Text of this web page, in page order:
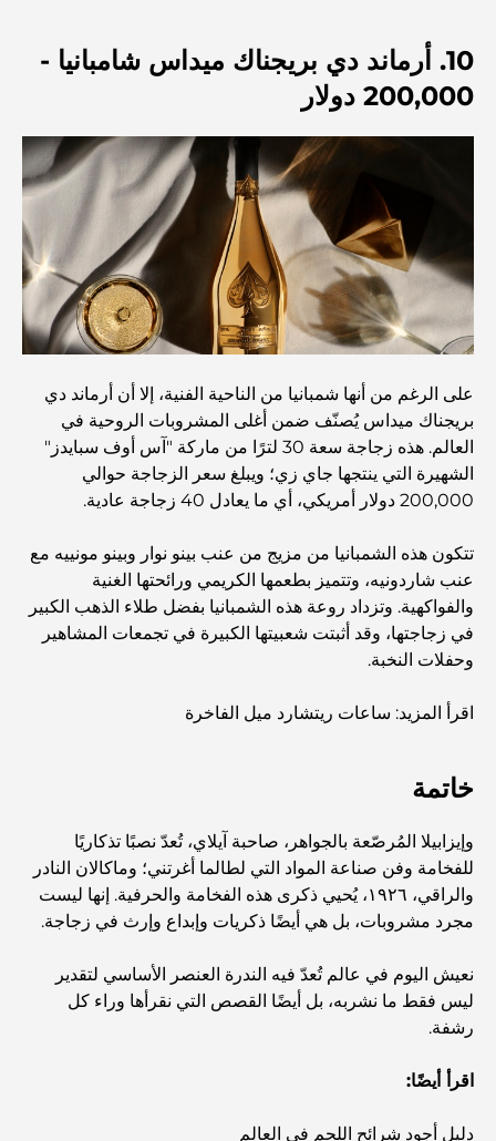
Exploring The Most Iconic Landmarks In Abu
Dhabi
المدارس في أبوظبي: الدليل الأمثل لأفضل مدارس العاصمة
مطاعم أبوظبي: جولة شهية في العاصمة
يشتهر مجمع مشرف مول بشكل خاص بسوقه الكبير للأطعمة
الطازجة، والذي يضم أكشاكاً لبيع المنتجات الزراعية والمأكولات
البحرية والمأكولات المحلية المميزة. وإلى جانب متاجر الأزياء
والإلكترونيات ومناطق ألعاب الأطفال، يوفر المجمع تجربة تسوق
متوازنة وغنية بالثقافة.
مراكز التسوق في أبوظبي: دليلك لأفضل أماكن التسوق في
المدينة
أفضل الجزر في أبوظبي التي يجب عليك استكشافها
سوق العقارات في دبي مقابل سوق العقارات في أبوظبي:
مقارنة أسواق العقارات الفاخرة
استكشاف أغلى ماركات الساعات في العالم
أغلى المناطق في دبي للعيش الفاخر
Top Global Celebrities Who Live in Dubai
10. أرماند دي بريجناك ميداس شامبانيا -
200,000 دولار
على الرغم من أنها شمبانيا من الناحية الفنية، إلا أن أرماند دي
بريجناك ميداس يُصنّف ضمن أغلى المشروبات الروحية في
العالم. هذه زجاجة سعة 30 لترًا من ماركة "آس أوف سبايدز"
الشهيرة التي ينتجها جاي زي؛ ويبلغ سعر الزجاجة حوالي
200,000 دولار أمريكي، أي ما يعادل 40 زجاجة عادية.
تتكون هذه الشمبانيا من مزيج من عنب بينو نوار وبينو مونييه مع
عنب شاردونيه، وتتميز بطعمها الكريمي ورائحتها الغنية
والفواكهية. وتزداد روعة هذه الشمبانيا بفضل طلاء الذهب الكبير
في زجاجتها، وقد أثبتت شعبيتها الكبيرة في تجمعات المشاهير
وحفلات النخبة.
اقرأ المزيد: ساعات ريتشارد ميل الفاخرة
خاتمة
وإيزابيلا المُرصّعة بالجواهر، صاحبة آيلاي، تُعدّ نصبًا تذكاريًا
للفخامة وفن صناعة المواد التي لطالما أغرتني؛ وماكالان النادر
والراقي، ١٩٢٦، يُحيي ذكرى هذه الفخامة والحرفية. إنها ليست
مجرد مشروبات، بل هي أيضًا ذكريات وإبداع وإرث في زجاجة.
نعيش اليوم في عالم تُعدّ فيه الندرة العنصر الأساسي لتقدير
ليس فقط ما نشربه، بل أيضًا القصص التي نقرأها وراء كل
رشفة.
اقرأ أيضًا:
دليل أجود شرائح اللحم في العالم